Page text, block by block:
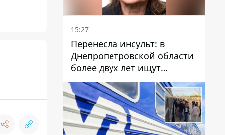
15:27
Перенесла инсульт: в
Днепропетровской области
более двух лет ищут
пропавшую женщину